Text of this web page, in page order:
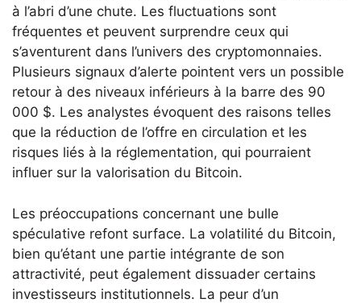
à l’abri d’une chute. Les fluctuations sont
fréquentes et peuvent surprendre ceux qui
s’aventurent dans l’univers des cryptomonnaies.
Plusieurs signaux d’alerte pointent vers un possible
retour à des niveaux inférieurs à la barre des 90
000 $. Les analystes évoquent des raisons telles
que la réduction de l’offre en circulation et les
risques liés à la réglementation, qui pourraient
influer sur la valorisation du Bitcoin.
Les préoccupations concernant une bulle
spéculative refont surface. La volatilité du Bitcoin,
bien qu’étant une partie intégrante de son
attractivité, peut également dissuader certains
investisseurs institutionnels. La peur d’un